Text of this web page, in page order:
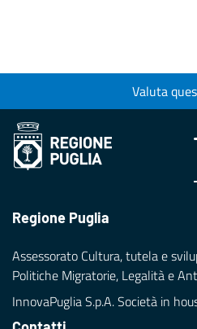
Valuta
Regione Puglia
Assessorato Cultura, tutela e
Politiche Migratorie, Legalità e
InnovaPuglia S.p.A. Società in